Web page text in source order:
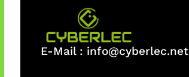
E-Mail : info@cyberlec.net